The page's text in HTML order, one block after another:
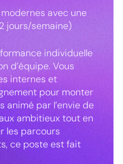
avec une
jours/semaine)
individuelle
d’équipe. Vous
internes et
pour monter
animé par l’envie de
ambitieux tout en
les parcours
ce poste est fait